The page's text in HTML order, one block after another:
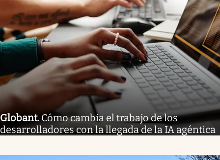
Globant. Cómo cambia el trabajo de los
desarrolladores con la llegada de la IA agéntica